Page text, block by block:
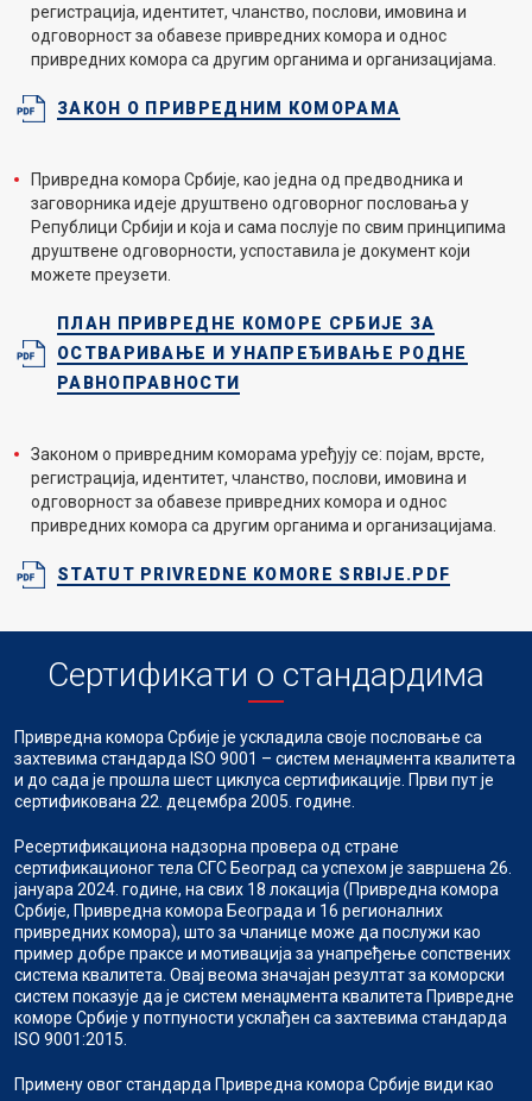
регистрација, идентитет, чланство, послови, имовина и
одговорност за обавезе привредних комора и однос
привредних комора са другим органима и организацијама.
ЗАКОН О ПРИВРЕДНИМ КОМОРАМА
Привредна комора Србије, као једна од предводника и
заговорника идеје друштвено одговорног пословања у
Републици Србији и која и сама послује по свим принципима
друштвене одговорности, успоставила је документ који
можете преузети.
ПЛАН ПРИВРЕДНЕ КОМОРЕ СРБИЈЕ ЗА
ОСТВАРИВАЊЕ И УНАПРЕЂИВАЊЕ РОДНЕ
РАВНОПРАВНОСТИ
Законом о привредним коморама уређују се: појам, врсте,
регистрација, идентитет, чланство, послови, имовина и
одговорност за обавезе привредних комора и однос
привредних комора са другим органима и организацијама.
STATUT PRIVREDNE KOMORE SRBIJE.PDF
Сертификати о стандардима
Привредна комора Србије је ускладила своје пословање са
захтевима стандарда ISO 9001 – систем менаџмента квалитета
и до сада је прошла шест циклуса сертификације. Први пут је
сертификована 22. децембра 2005. године.
Ресертификациона надзорна провера од стране
сертификационог тела СГС Београд са успехом је завршена 26.
јануара 2024. године, на свих 18 локација (Привредна комора
Србије, Привредна комора Београда и 16 регионалних
привредних комора), што за чланице може да послужи као
пример добре праксе и мотивација за унапређење сопствених
система квалитета. Овај веома значајан резултат за коморски
систем показује да је систем менаџмента квалитета Привредне
коморе Србије у потпуности усклађен са захтевима стандарда
ISO 9001:2015.
Примену овог стандарда Привредна комора Србије види као